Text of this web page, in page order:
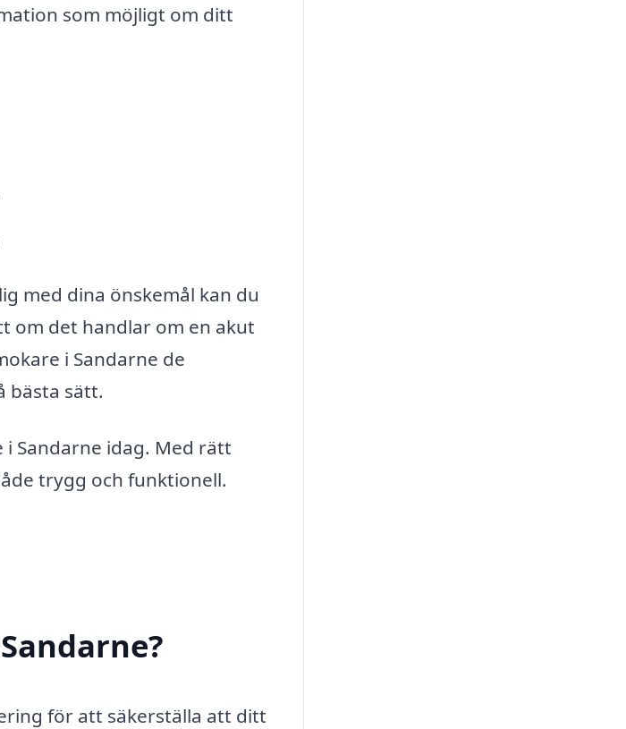
som möjligt om ditt
med dina önskemål kan du
om det handlar om en akut
i Sandarne de
bästa sätt.
Sandarne idag. Med rätt
trygg och funktionell.
för att säkerställa att ditt